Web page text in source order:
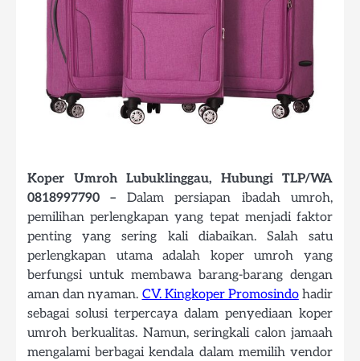
Koper Umroh Lubuklinggau, Hubungi TLP/WA
0818997790 – Dalam persiapan ibadah umroh,
pemilihan perlengkapan yang tepat menjadi faktor
penting yang sering kali diabaikan. Salah satu
perlengkapan utama adalah koper umroh yang
berfungsi untuk membawa barang-barang dengan
aman dan nyaman. CV. Kingkoper Promosindohadir
sebagai solusi terpercaya dalam penyediaan koper
umroh berkualitas. Namun, seringkali calon jamaah
mengalami berbagai kendala dalam memilih vendor